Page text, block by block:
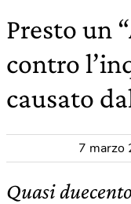
Presto un
contro
causato
7 marzo
Quasi